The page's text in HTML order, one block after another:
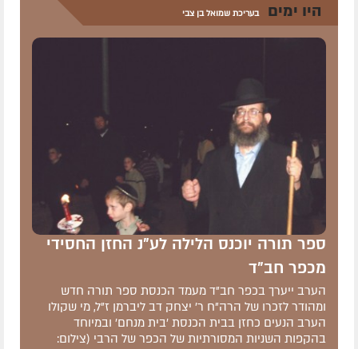
היו ימים בעריכת שמואל בן צבי
ספר תורה יוכנס הלילה לע"נ החזן החסידי
מכפר חב"ד
הערב ייערך בכפר חב"ד מעמד הכנסת ספר תורה חדש
ומהודר לזכרו של הרה"ח ר' יצחק דב ליברמן ז"ל, מי שקולו
הערב הנעים כחזן בבית הכנסת 'בית מנחם' ובמיוחד
בהקפות השניות המסורתיות של הכפר של הרבי (צילום: